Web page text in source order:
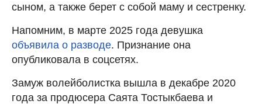
сыном, а также берет с собой маму и сестренку.
Напомним, в марте 2025 года девушка
объявила о разводе. Признание она
опубликовала в соцсетях.
Замуж волейболистка вышла в декабре 2020
года за продюсера Саята Тостыкбаева и